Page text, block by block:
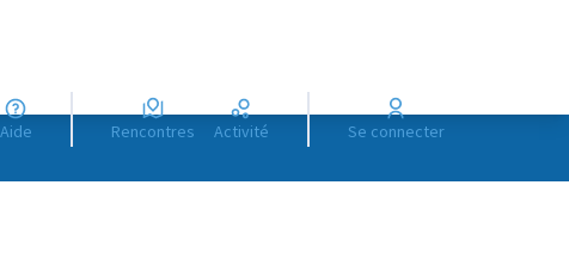
Aide Rencontres Activité Se connecter